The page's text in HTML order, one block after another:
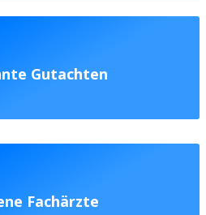
Gutachten
Fachärzte